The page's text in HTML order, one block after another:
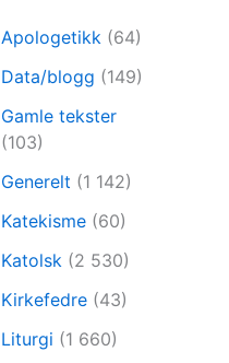
Apologetikk (64)
Data/blogg (149)
Gamle tekster
(103)
Generelt (1 142)
Katekisme (60)
Katolsk (2 530)
Kirkefedre (43)
Liturgi (1 660)